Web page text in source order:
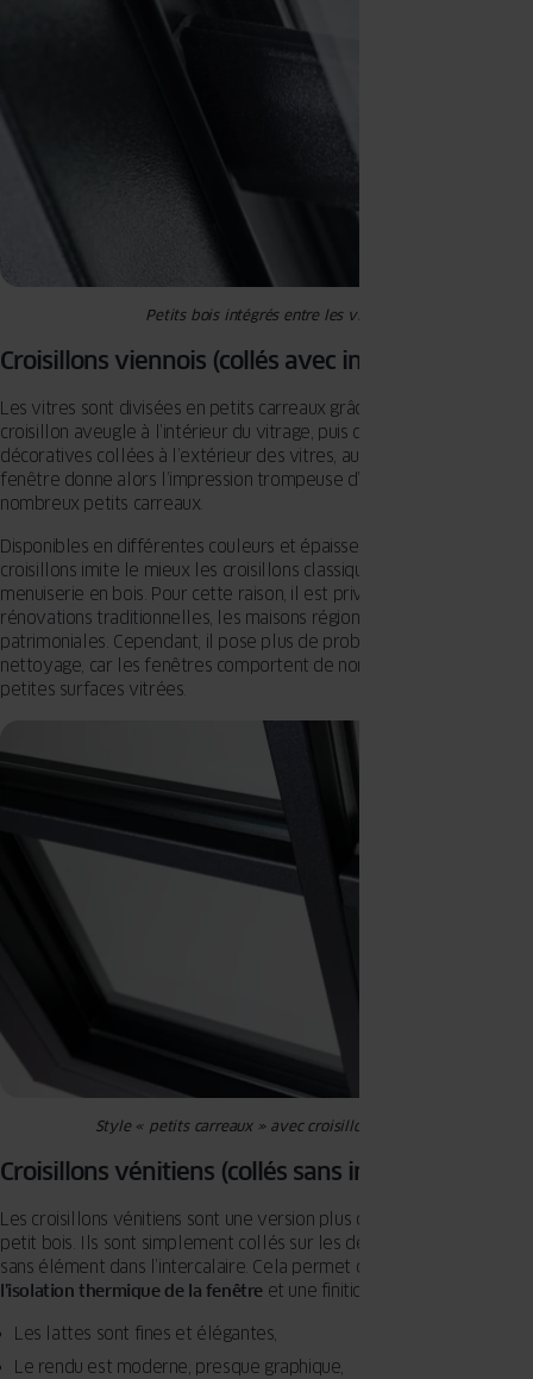
Petits bois intégrés entre les vitres
Croisillons viennois (collés avec intercalaire)
Les vitres sont divisées en petits carreaux grâce à l’insertion d’un
croisillon aveugle à l’intérieur du vitrage, puis de baguettes
décoratives collées à l’extérieur des vitres, au même endroit. La
fenêtre donne alors l’impression trompeuse d’être composée de
nombreux petits carreaux.
Disponibles en différentes couleurs et épaisseurs, ce type de
croisillons imite le mieux les croisillons classiques utilisés dans la
menuiserie en bois. Pour cette raison, il est privilégié pour les
rénovations traditionnelles, les maisons régionales et les façades
patrimoniales. Cependant, il pose plus de problèmes lors du
nettoyage, car les fenêtres comportent de nombreux recoins et de
petites surfaces vitrées.
Style « petits carreaux » avec croisillons viennois
Croisillons vénitiens (collés sans intercalaire)
Les croisillons vénitiens sont une version plus contemporaine du
petit bois. Ils sont simplement collés sur les deux faces du vitrage,
sans élément dans l’intercalaire. Cela permet de conserver
l’isolation thermique de la fenêtre et une finition
Les lattes sont fines et élégantes,
Le rendu est moderne, presque graphique,